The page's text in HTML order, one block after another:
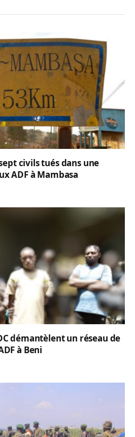
civils tués dans une
ADF à Mambasa
démantèlent un réseau de
à Beni